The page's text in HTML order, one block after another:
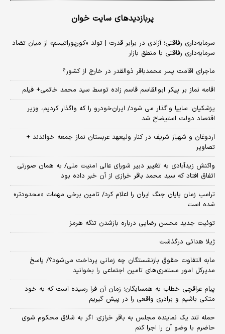
پربازدیدهای سایت خوان
سرمایه‌داری رفاقتی؛ آزادی در برابر قدرت | تولد «کورپوراتیسم» از میان تضاد
سرمایه‌داری رفاقتی با منطق بازار
ماجرای اقامت پسر محمدباقر ذوالقدر در خارج از کشور؟
اقامه نماز بر پیکر ابوالقاسم قاسم زاده توسط سید محمد خاتمی+ فیلم
پزشکیان: سایپا واگذار می شود/ ایران‌خودرو را که واگذار کردیم، وزیر
اقتصاد دولت استیضاح شد
اردوغان و شهباز شریف در کنار ولیعهد عربستان نماز جمعه خواندند +
تصاویر
واکنش زیدآبادی به تغییر دبیر شورای عالی امنیت ملی/ به همان صورتی
اتفاق افتاد که سید محمد باقر خرازی از آن خبر داده بود
ترامپ زمان پایان جنگ ایران را اعلام کرد/ تامین برخی مهمات «محدودتر»
شده است
توئیت جدید محسن رضایی درباره بازشدن تنگه هرمز
ژیلا هدائی درگذشت
مابه التفاوت حقوق بازنشستگان چه زمانی پرداخت می‌شود؟/ پاسخ
مدیرکل امور مستمری‌های تامین اجتماعی را بخوانید
پیام عراقچی خطاب به همسایگان؛ زمان آن فرا رسیده است که به خود
متکی باشیم و برادری واقعی را در پیش گیریم
حمله تند یک نماینده مجلس به باقر خرازی: اگر به شلاق محکوم شوی
حاضرم با وضو آن را اجرا کنم